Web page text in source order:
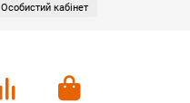
Особистий кабінет